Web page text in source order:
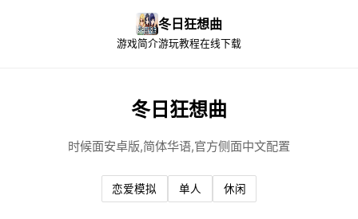
冬日狂想曲
游戏简介游玩教程在线下载
冬日狂想曲
时候面安卓版,简体华语,官方侧面中文配置
恋爱模拟 单人 休闲